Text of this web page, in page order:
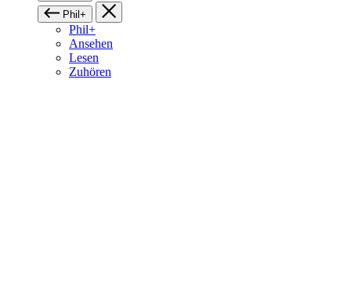
Phil+
Phil+
Ansehen
Lesen
Zuhören